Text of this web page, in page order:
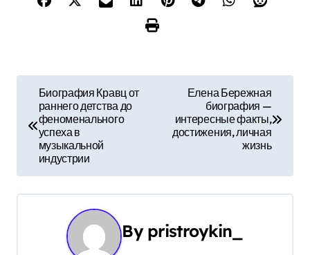
и
г
Биография Кравц от
раннего детства до
феноменального
успеха в
музыкальной
индустрии
Елена Бережная
биография —
интересные факты,
достижения, личная
жизнь
By pristroykin_